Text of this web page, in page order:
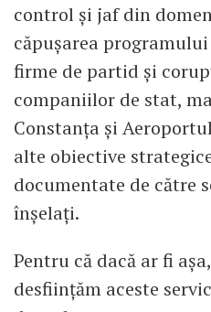
control și jaf din
căpușarea
firme de partid și
companiilor de stat,
Constanța și
alte obiective
documentate de către
înșelați.
Pentru că dacă ar fi
desființăm aceste